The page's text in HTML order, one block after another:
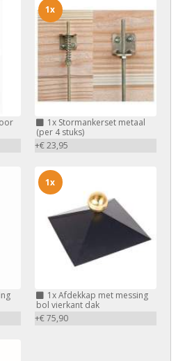
1xStormankerset metaal
(per 4 stuks)
+€ 23,95
1x
1xAfdekkap met messing
bol vierkant dak
+€ 75,90
1x